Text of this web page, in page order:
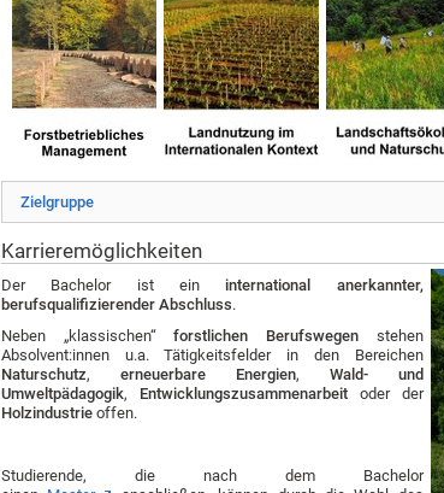
Zielgruppe
Karrieremöglichkeiten
Der Bachelor ist ein international anerkannter,
berufsqualifizierender Abschluss.
Neben „klassischen“forstlichen Berufswegen stehen
Absolvent:innen u.a. Tätigkeitsfelder in den Bereichen
Naturschutz, erneuerbare Energien, Wald- und
Umweltpädagogik, Entwicklungszusammenarbeitoder der
Holzindustrie offen.
Studierende, die nach dem Bachelor